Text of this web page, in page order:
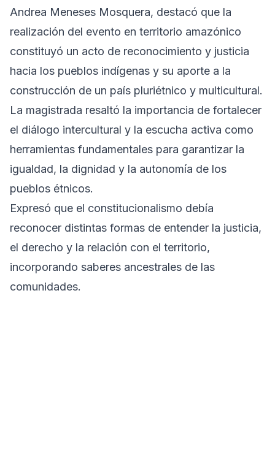
Andrea Meneses Mosquera, destacó que la
realización del evento en territorio amazónico
constituyó un acto de reconocimiento y justicia
hacia los pueblos indígenas y su aporte a la
construcción de un país pluriétnico y multicultural.
La magistrada resaltó la importancia de fortalecer
el diálogo intercultural y la escucha activa como
herramientas fundamentales para garantizar la
igualdad, la dignidad y la autonomía de los
pueblos étnicos.
Expresó que el constitucionalismo debía
reconocer distintas formas de entender la justicia,
el derecho y la relación con el territorio,
incorporando saberes ancestrales de las
comunidades.